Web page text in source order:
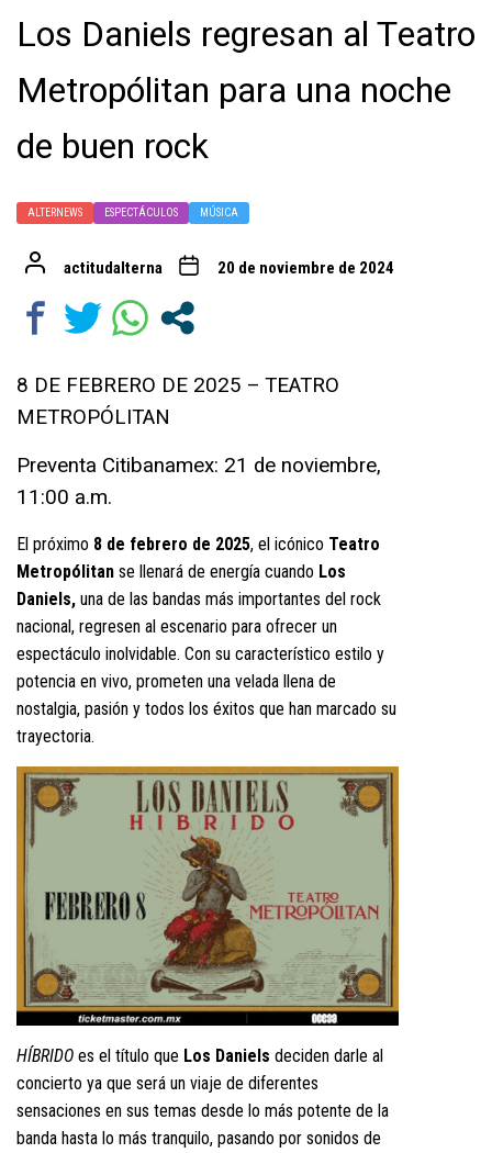
​Los Daniels regresan al Teatro
Metropólitan para una noche
de buen rock
ALTERNEWS ESPECTÁCULOS MÚSICA
actitudalterna 20 de noviembre de 2024
8 DE FEBRERO DE 2025 – TEATRO
METROPÓLITAN
Preventa Citibanamex: 21 de noviembre,
11:00 a.m.
El próximo 8 de febrero de 2025, el icónico Teatro
Metropólitan se llenará de energía cuando Los
Daniels, una de las bandas más importantes del rock
nacional, regresen al escenario para ofrecer un
espectáculo inolvidable. Con su característico estilo y
potencia en vivo, prometen una velada llena de
nostalgia, pasión y todos los éxitos que han marcado su
trayectoria.
HÍBRIDO es el título que Los Daniels deciden darle al
concierto ya que será un viaje de diferentes
sensaciones en sus temas desde lo más potente de la
banda hasta lo más tranquilo, pasando por sonidos de